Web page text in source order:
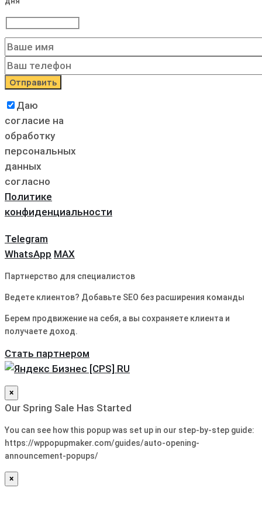
Даю
согласие на
обработку
персональных
данных
согласно
Политике
конфиденциальности
Telegram
WhatsApp MAX
Партнерство для специалистов
Ведете клиентов? Добавьте SEO без расширения команды
Берем продвижение на себя, а вы сохраняете клиента и
получаете доход.
Стать партнером
×
Our Spring Sale Has Started
You can see how this popup was set up in our step-by-step guide:
https://wppopupmaker.com/guides/auto-opening-
announcement-popups/
×